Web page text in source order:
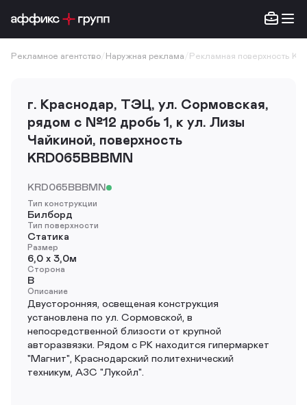
Рекламное агентство Наружная реклама Рекламная поверхность
г. Краснодар, ТЭЦ, ул. Сормовская,
рядом с №12 дробь 1, к ул. Лизы
Чайкиной, поверхность
KRD065BBBMN
KRD065BBBMN
Тип конструкции
Билборд
Тип поверхности
Статика
Размер
6,0 х 3,0м
Сторона
B
Описание
Двусторонняя, освещеная конструкция
установлена по ул. Сормовской, в
непосредственной близости от крупной
авторазвязки. Рядом с РК находится гипермаркет
"Магнит", Краснодарский политехнический
техникум, АЗС "Лукойл".